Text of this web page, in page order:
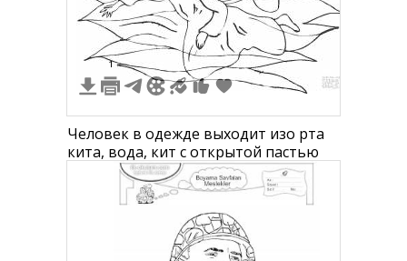
1
Человек в одежде выходит изо рта
кита, вода, кит с открытой пастью